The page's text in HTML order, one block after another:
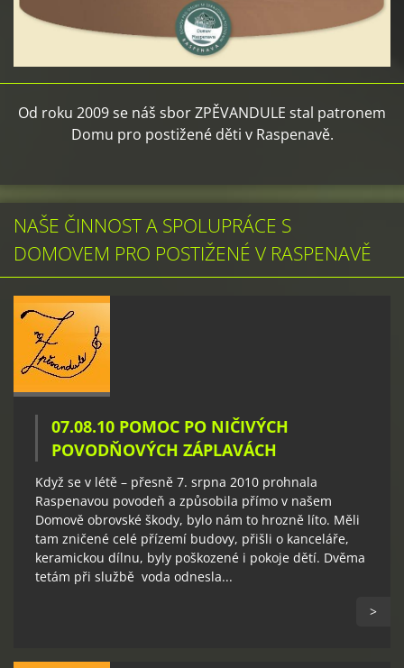
Od roku 2009 se náš sbor ZPĚVANDULE stal patronem
Domu pro postižené děti v Raspenavě.
NAŠE ČINNOST A SPOLUPRÁCE S
DOMOVEM PRO POSTIŽENÉ V RASPENAVĚ
07.08.10 POMOC PO NIČIVÝCH
POVODŇOVÝCH ZÁPLAVÁCH
Když se v létě – přesně 7. srpna 2010 prohnala
Raspenavou povodeň a způsobila přímo v našem
Domově obrovské škody, bylo nám to hrozně líto. Měli
tam zničené celé přízemí budovy, přišli o kanceláře,
keramickou dílnu, byly poškozené i pokoje dětí. Dvěma
tetám při službě voda odnesla...
>